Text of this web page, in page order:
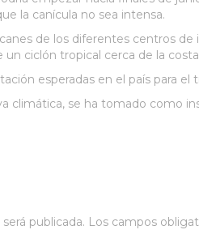
la canícula no sea intensa.
de los diferentes centros
ciclón tropical cerca de la
esperadas en el país para
climática, se ha tomado como
publicada. Los campos